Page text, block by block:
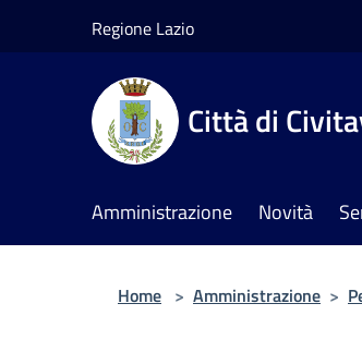
Regione Lazio
Città di
Amministrazione Novità
Home > Amministrazione >